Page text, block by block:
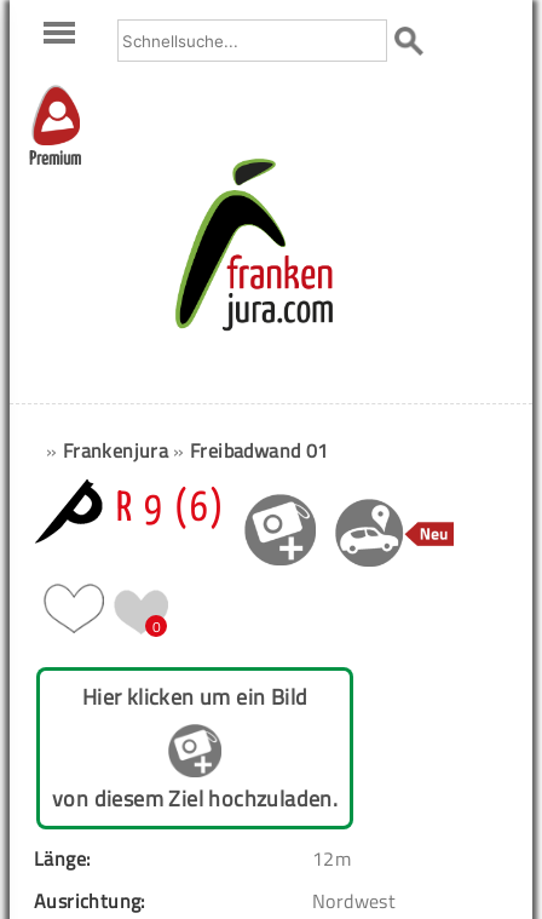
Premium
» Frankenjura» Freibadwand 01
R 9 (6)
0
Hier klicken um ein Bild
von diesem Ziel hochzuladen.
Länge:
12m
Ausrichtung:
Nordwest